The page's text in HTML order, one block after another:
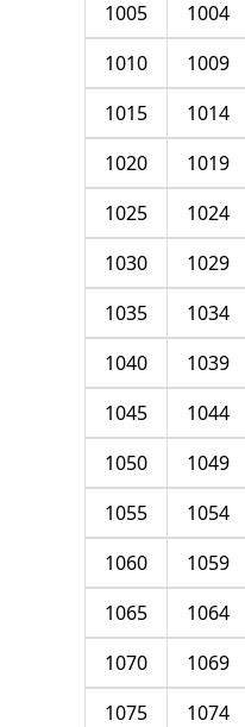
1004
1005
1009
1010
1014
1015
1019
1020
1024
1025
1029
1030
1034
1035
1039
1040
1044
1045
1049
1050
1054
1055
1059
1060
1064
1065
1069
1070
1074
1075